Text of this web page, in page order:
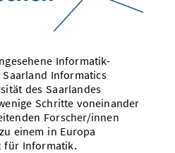
Informatik-
Informatics
des Saarlandes
Schritte voneinander
Forscher/innen
einem in Europa
für Informatik.